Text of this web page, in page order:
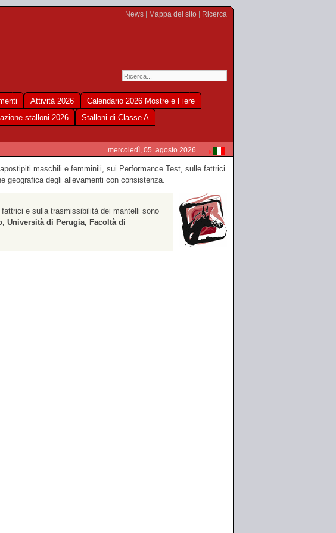
News Mappa del sito Ricerca
Attività 2026
Calendario 2026 Mostre e Fiere
stalloni 2026
Stalloni di Classe A
mercoledì, 05. agosto 2026
maschili e femminili, sui Performance Test, sulle fattrici
geografica degli allevamenti con consistenza.
e sulla trasmissibilità dei mantelli sono
Università di Perugia, Facoltà di